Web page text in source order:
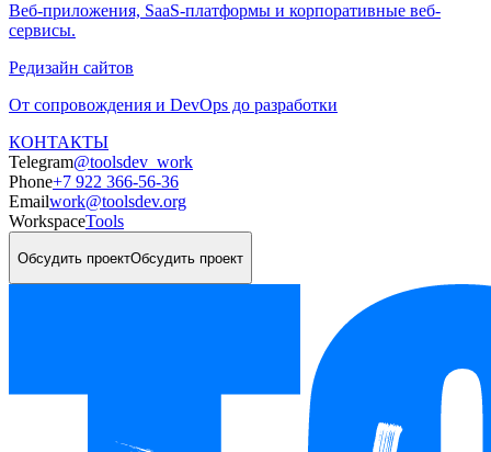
Веб-приложения, SaaS-платформы и корпоративные веб-
сервисы.
Редизайн сайтов
От сопровождения и DevOps до разработки
КОНТАКТЫ
Telegram@toolsdev_work
Phone+7 922 366-56-36
Emailwork@toolsdev.org
WorkspaceTools
Обсудить проектОбсудить проект